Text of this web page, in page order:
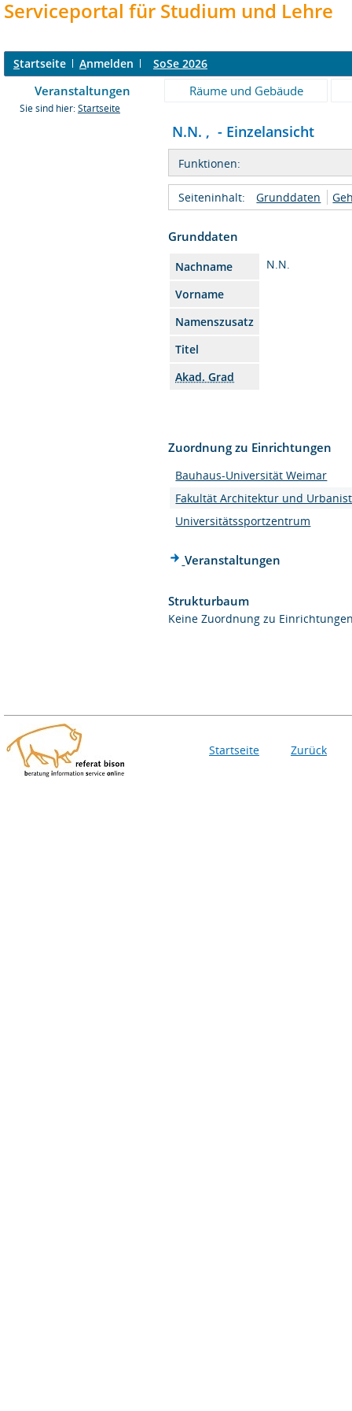
Serviceportal für Studium und Lehre
Startseite Anmelden SoSe 2026
Veranstaltungen Räume und Gebäude
Sie sind hier: Startseite
N.N. , - Einzelansicht
Funktionen:
Seiteninhalt: Grunddaten
Grunddaten
Nachname
N.N.
Vorname
Namenszusatz
Titel
Akad. Grad
Zuordnung zu Einrichtungen
Bauhaus-Universität Weimar
Fakultät Architektur und
Universitätssportzentrum
Veranstaltungen
Strukturbaum
Keine Zuordnung zu
Startseite Zurück